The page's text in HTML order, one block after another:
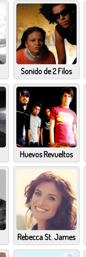
Sonido de 2 Filos
Huevos Revueltos
Rebecca St. James